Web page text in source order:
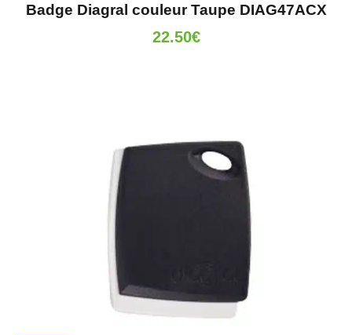
Badge Diagral couleur Taupe DIAG47ACX
22.50€